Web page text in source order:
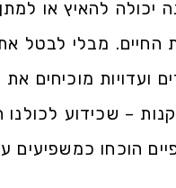
יכולה להאיץ או
החיים. מבלי לבטל
ועדויות מוכיחים
– שכידוע לכולנו
הוכחו כמשפיעים